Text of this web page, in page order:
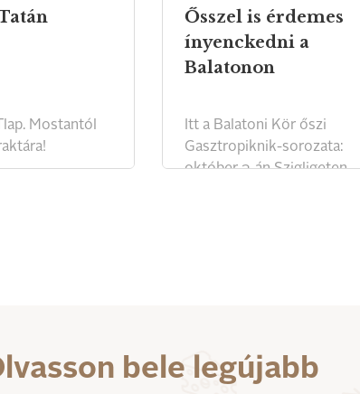
Mostantól
Ősszel is érdemes
ínyenckedni a
Balatonon
Itt a Balatoni Kör őszi
Gasztropiknik-sorozata:
október 3-án Szigligeten
bele legújabb